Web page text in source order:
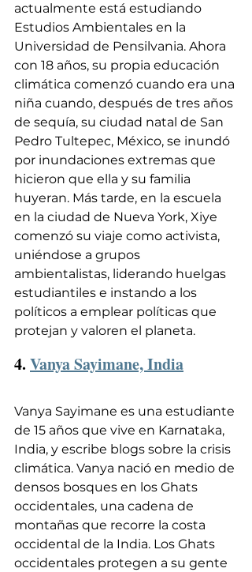
actualmente está estudiando
Estudios Ambientales en la
Universidad de Pensilvania. Ahora
con 18 años, su propia educación
climática comenzó cuando era una
niña cuando, después de tres años
de sequía, su ciudad natal de San
Pedro Tultepec, México, se inundó
por inundaciones extremas que
hicieron que ella y su familia
huyeran. Más tarde, en la escuela
en la ciudad de Nueva York, Xiye
comenzó su viaje como activista,
uniéndose a grupos
ambientalistas, liderando huelgas
estudiantiles e instando a los
políticos a emplear políticas que
protejan y valoren el planeta.
4. Vanya Sayimane, India
Vanya Sayimane es una estudiante
de 15 años que vive en Karnataka,
India, y escribe blogs sobre la crisis
climática. Vanya nació en medio de
densos bosques en los Ghats
occidentales, una cadena de
montañas que recorre la costa
occidental de la India. Los Ghats
occidentales protegen a su gente